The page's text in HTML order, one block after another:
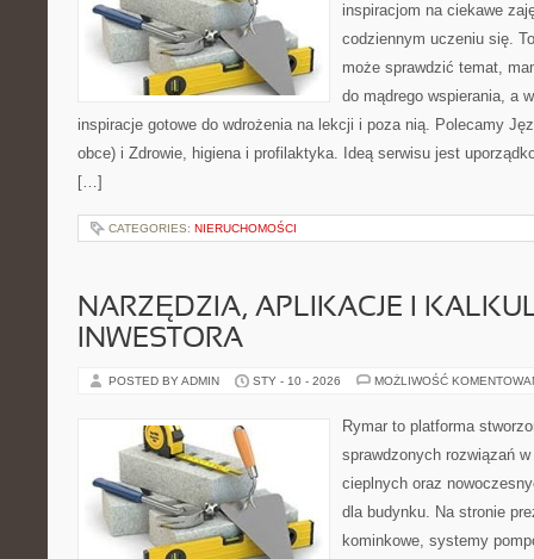
inspiracjom na ciekawe
codziennym uczeniu się.
może sprawdzić temat,
do mądrego wspierania, a
inspiracje gotowe do wdrożenia na lekcji i poza nią. Polecamy
obce) i Zdrowie, higiena i profilaktyka. Ideą serwisu jest
[…]
CATEGORIES: NIERUCHOMOŚCI
NARZĘDZIA, APLIKACJE I
INWESTORA
POSTED BY ADMIN STY - 10 - 2026 MOŻLIWOŚĆ
Rymar to platforma
sprawdzonych rozwiązań
cieplnych oraz
dla budynku. Na stronie
kominkowe, systemy